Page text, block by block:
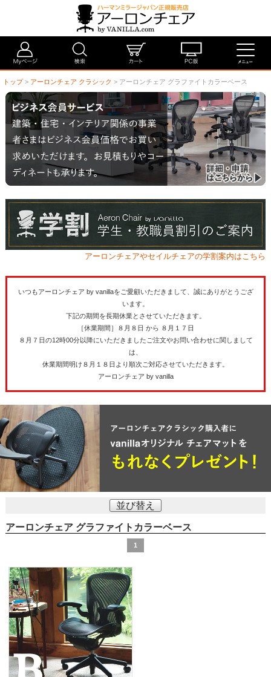
トップ> アーロンチェア クラシック > アーロンチェア グラファイトカラーベース
アーロンチェアやセイルチェアの学割案内はこちら
いつもアーロンチェア by vanillaをご愛顧いただきまして、誠にありがとうござ
います。
下記の期間を長期休業とさせていただきます。
［休業期間］８月８日 から ８月１７日
８月７日の12時00分以降にいただきましたご注文やお問い合わせに関しまして
は、
休業期間明け８月１８日より順次ご対応させていただきます。
アーロンチェア by vanilla
並び替え
アーロンチェア グラファイトカラーベース
1